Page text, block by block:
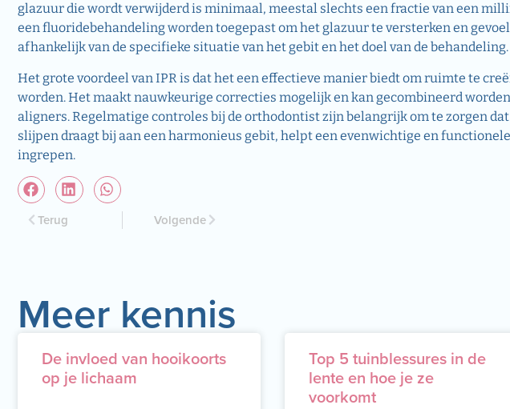
glazuur die wordt verwijderd is minimaal, meestal slechts een fractie van een
een fluoridebehandeling worden toegepast om het glazuur te versterken en
afhankelijk van de specifieke situatie van het gebit en het doel van de behandeling.
Het grote voordeel van IPR is dat het een effectieve manier biedt om ruimte te
worden. Het maakt nauwkeurige correcties mogelijk en kan gecombineerd
aligners. Regelmatige controles bij de orthodontist zijn belangrijk om te zorgen
slijpen draagt bij aan een harmonieus gebit, helpt een evenwichtige en
ingrepen.
Terug Volgende
Meer kennis
De invloed van hooikoorts
op je lichaam
Top 5 tuinblessures in de
lente en hoe je ze
voorkomt